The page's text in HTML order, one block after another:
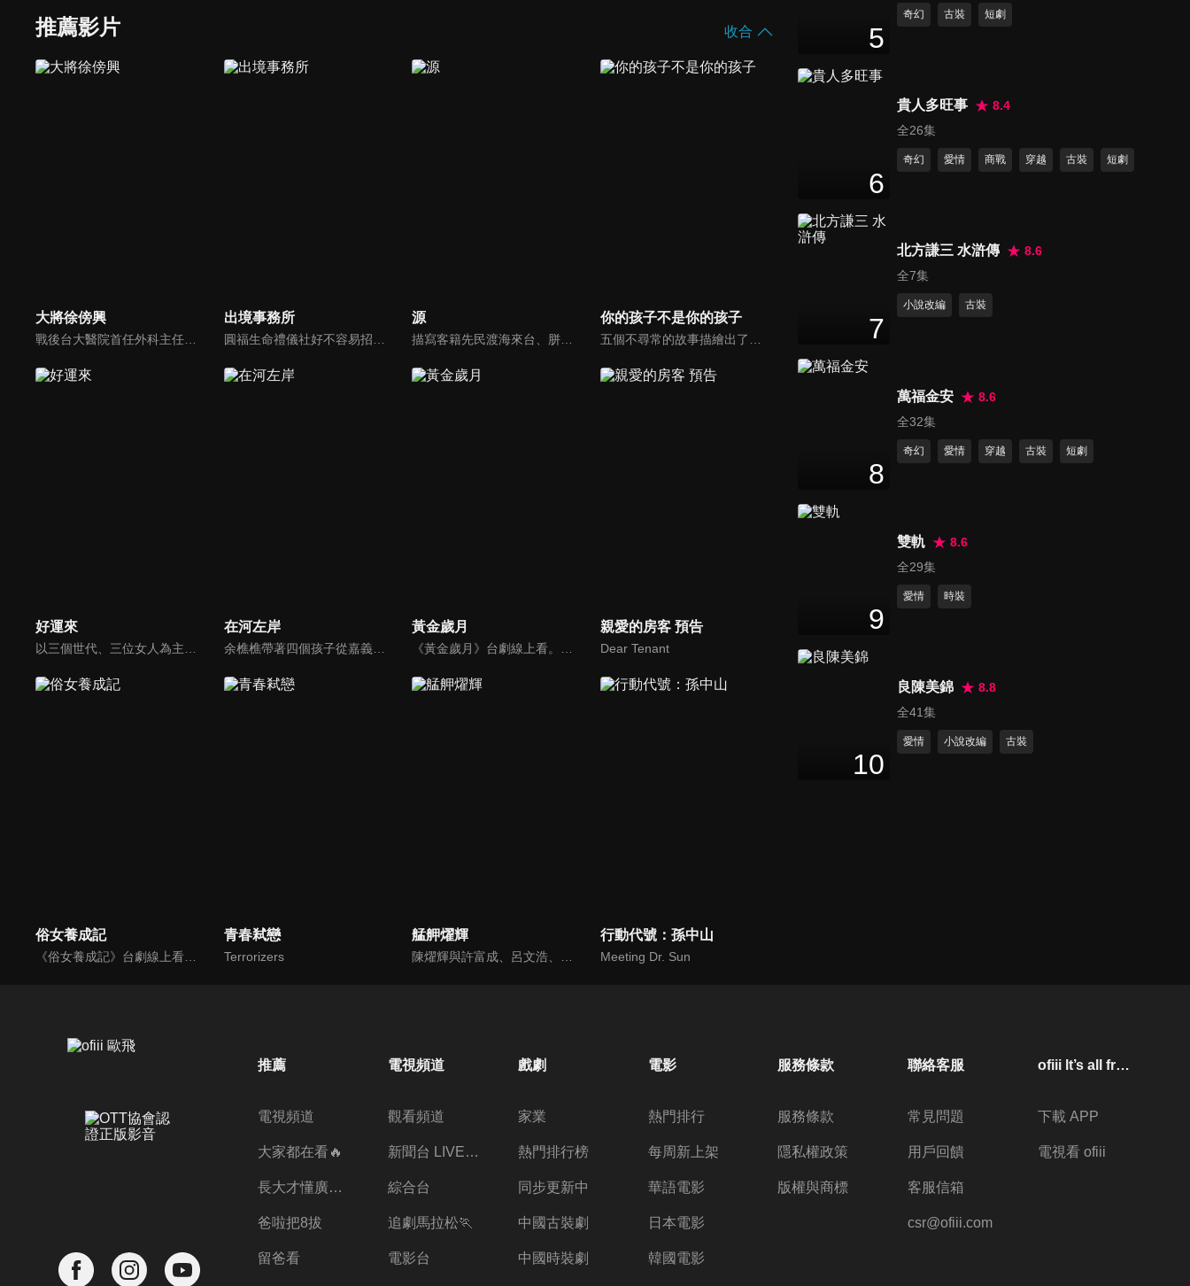
推薦影片 收合
大將徐傍興
戰後台大醫院首任外科主任，同時也是美和技術學院、美和中學創辦人，有「臺灣第一刀」之稱的徐傍興博士，一生仗義疏財、醫病救入、作育英才、推廣運動。他對台灣的醫學發展與教育有何貢獻？又如何接觸棒球，成立美和棒球隊，創造台灣棒球風華？在本劇中有真實而豐富的呈現。
出境事務所
圓福生命禮儀社好不容易招聘了一批已有丙級執照的新人，其中之一的曉恩（黃姵嘉）能說善道、肯學耐操，但個性太過耿直，第一天上班就與家屬起了衝突，讓曉恩的直屬長官阿聖（吳慷仁）頭痛不已。這群菜鳥禮儀師在面對喪親客戶的服務過程中，也各自面臨不同的人生課題！
源
描寫客籍先民渡海來台、胼手胝足拓墾新天地，並建立亞洲第一口油井的故事。吳霖芳，一個身形與長相再普通不過的凡人，他用春蠶般的堅持挖開了亞洲第一口油井，也找到心中屬於自己的一口油井，是他畢生的志業，也是生命的最後出路。
你的孩子不是你的孩子
五個不尋常的故事描繪出了生活在社會壓力、父母箝制以及失能家庭下，個人所面對的不幸結果。
好運來 在河左岸
余樵樵帶著四個孩子從嘉義到三重埔與丈夫黃碧川團聚，但先北上打拼的丈夫卻有了別的女人。失去丈夫的依靠她拼命工作撐起一個家。而小女兒永真從小穿梭在三重河岸「豆干厝」，看妓女拉客、姐姐死亡、父親悖棄家庭，從五歲小孩到早慧的大學生，見證無數北上謀生的人，最後家鄉成為異鄉，而異鄉成了家鄉。
黃金歲月 親愛的房客 預告
Dear Tenant
俗女養成記 青春弒戀
Terrorizers
艋舺燿輝 行動代號：孫中山
Meeting Dr. Sun
分鐘
52 分鐘
第136集
第137集
分鐘
53
第142集
第148集
5
奇幻 古裝 短劇
6
貴人多旺事
8.4
全26集
奇幻 愛情 商戰 穿越 古裝 短劇
7
北方謙三 水滸傳
8.6
全7集
小說改編 古裝
8
萬福金安
8.6
全32集
奇幻 愛情 穿越 古裝 短劇
9
雙軌
8.6
全29集
愛情 時裝
10
良陳美錦
8.8
全41集
愛情 小說改編 古裝
推薦
電視頻道
大家都在看🔥
長大才懂廣志的偉大
爸啦把8拔
留爸看
電視頻道
觀看頻道
新聞台 LIVE 直播
綜合台
追劇馬拉松🏃
電影台
戲劇
家業
熱門排行榜
同步更新中
中國古裝劇
中國時裝劇
電影
熱門排行
每周新上架
華語電影
日本電影
韓國電影
服務條款
服務條款
隱私權政策
版權與商標
聯絡客服
常見問題
用戶回饋
客服信箱
csr@ofiii.com
ofiii lt’s all free
下載 APP
電視看 ofiii